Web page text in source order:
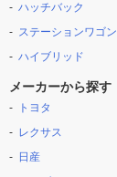
ハッチバック
ステーションワゴン
ハイブリッド
メーカーから探す
トヨタ
レクサス
日産